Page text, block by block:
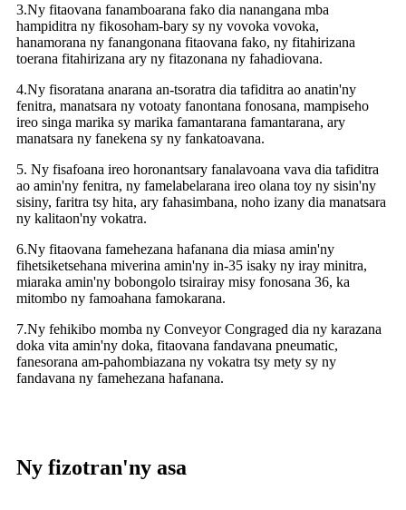
3.Ny fitaovana fanamboarana fako dia nanangana mba
hampiditra ny fikosoham-bary sy ny vovoka vovoka,
hanamorana ny fanangonana fitaovana fako, ny fitahirizana
toerana fitahirizana ary ny fitazonana ny fahadiovana.
4.Ny fisoratana anarana an-tsoratra dia tafiditra ao anatin'ny
fenitra, manatsara ny votoaty fanontana fonosana, mampiseho
ireo singa marika sy marika famantarana famantarana, ary
manatsara ny fanekena sy ny fankatoavana.
5. Ny fisafoana ireo horonantsary fanalavoana vava dia tafiditra
ao amin'ny fenitra, ny famelabelarana ireo olana toy ny sisin'ny
sisiny, faritra tsy hita, ary fahasimbana, noho izany dia manatsara
ny kalitaon'ny vokatra.
6.Ny fitaovana famehezana hafanana dia miasa amin'ny
fihetsiketsehana miverina amin'ny in-35 isaky ny iray minitra,
miaraka amin'ny bobongolo tsirairay misy fonosana 36, ​​ka
mitombo ny famoahana famokarana.
7.Ny fehikibo momba ny Conveyor Congraged dia ny karazana
doka vita amin'ny doka, fitaovana fandavana pneumatic,
fanesorana am-pahombiazana ny vokatra tsy mety sy ny
fandavana ny famehezana hafanana.
Ny fizotran'ny asa